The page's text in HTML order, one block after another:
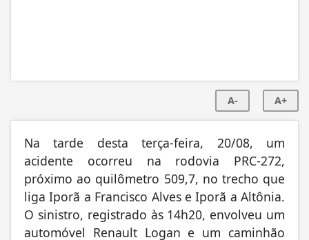
A- A+
Na tarde desta terça-feira, 20/08, um
acidente ocorreu na rodovia PRC-272,
próximo ao quilômetro 509,7, no trecho que
liga Iporã a Francisco Alves e Iporã a Altônia.
O sinistro, registrado às 14h20, envolveu um
automóvel Renault Logan e um caminhão